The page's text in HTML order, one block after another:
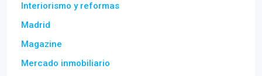
Interiorismo y reformas
Madrid
Magazine
Mercado inmobiliario